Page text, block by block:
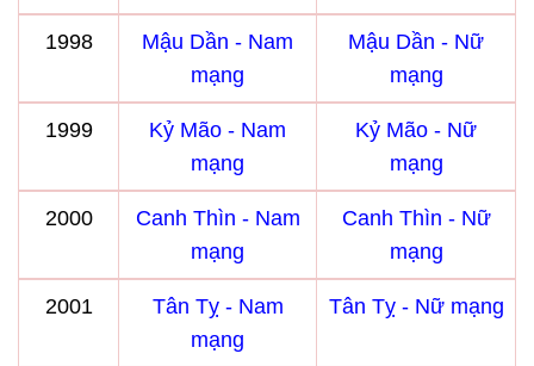
1998
Mậu Dần - Nam
mạng
Mậu Dần - Nữ
mạng
1999
Kỷ Mão - Nam
mạng
Kỷ Mão - Nữ
mạng
2000
Canh Thìn - Nam
mạng
Canh Thìn - Nữ
mạng
2001
Tân Tỵ - Nam
mạng
Tân Tỵ - Nữ mạng